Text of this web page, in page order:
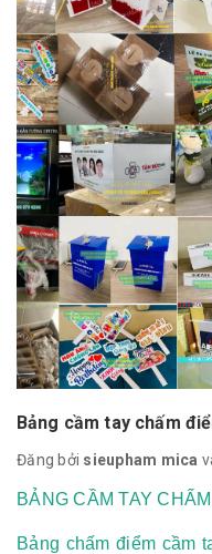
Bảng cầm tay chấm
Đăng bởi sieupham mica
BẢNG CẦM TAY
Bảng chấm điểm cầm